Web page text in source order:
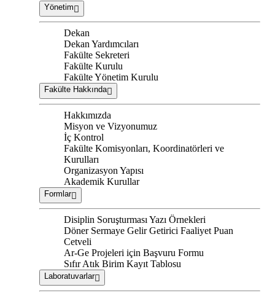
Yönetim
Dekan
Dekan Yardımcıları
Fakülte Sekreteri
Fakülte Kurulu
Fakülte Yönetim Kurulu
Fakülte Hakkında
Hakkımızda
Misyon ve Vizyonumuz
İç Kontrol
Fakülte Komisyonları, Koordinatörleri ve
Kurulları
Organizasyon Yapısı
Akademik Kurullar
Formlar
Disiplin Soruşturması Yazı Örnekleri
Döner Sermaye Gelir Getirici Faaliyet Puan
Cetveli
Ar-Ge Projeleri için Başvuru Formu
Sıfır Atık Birim Kayıt Tablosu
Laboratuvarlar